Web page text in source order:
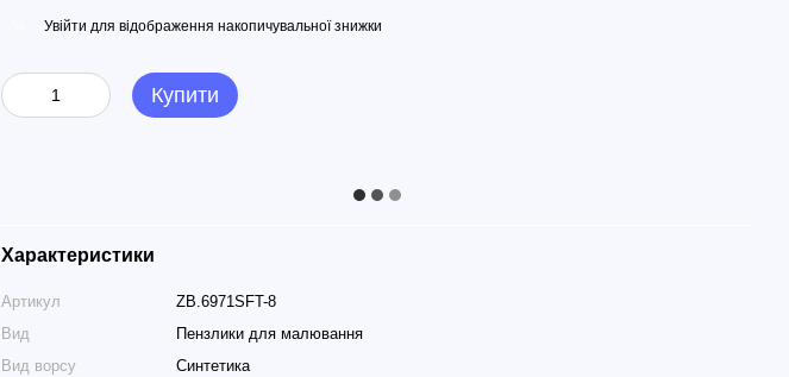
Увійти для відображення накопичувальної знижки
Купити
Характеристики
Артикул
ZB.6971SFT-8
Вид
Пензлики для малювання
Вид ворсу
Синтетика